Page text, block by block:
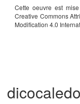
Cette oeuvre est
Creative Commons
Modification 4.0